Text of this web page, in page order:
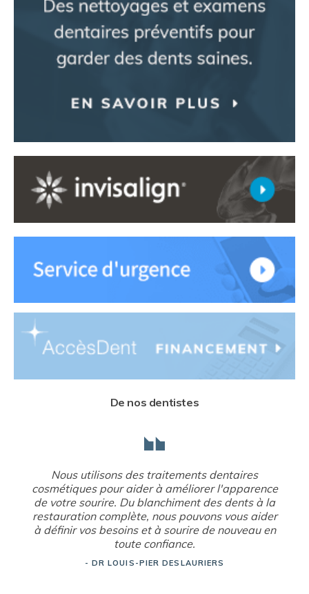
De nos dentistes
Nous utilisons des traitements dentaires
cosmétiques pour aider à améliorer l'apparence
de votre sourire. Du blanchiment des dents à la
restauration complète, nous pouvons vous aider
à définir vos besoins et à sourire de nouveau en
toute confiance.
- DR LOUIS-PIER DESLAURIERS